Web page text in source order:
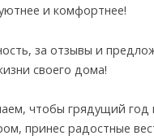
и комфортнее!
за отзывы и
своего дома!
чтобы грядущий год
принес радостные